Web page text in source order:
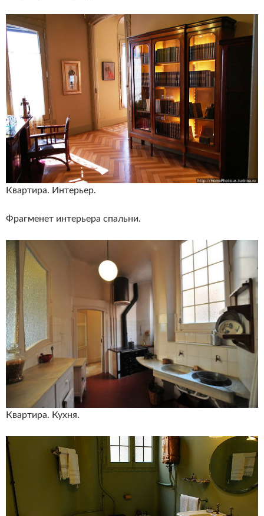
Квартира. Интерьер.
Фрагменет интерьера спальни.
Квартира. Кухня.